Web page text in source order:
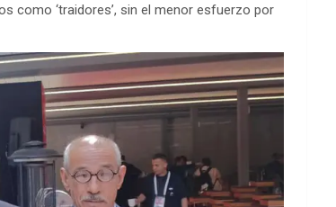
como ‘traidores’, sin el menor esfuerzo por